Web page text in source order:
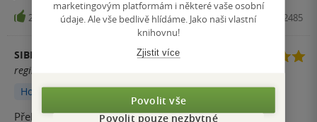
20 Kniha, Knižní klub, 2011, 9788024232485
SIBILLYN
registrovaný uživatel
Hodnoceno z aplikace
Překvapující zjištění v poslední větě knihy donutí k
marketingovým platformám i některé vaše osobní
údaje. Ale vše bedlivě hlídáme. Jako naši vlastní
knihovnu!
Zjistit více
Povolit vše
Povolit pouze nezbytné